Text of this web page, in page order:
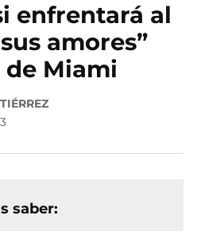
enfrentará al
amores”
Miami
saber: